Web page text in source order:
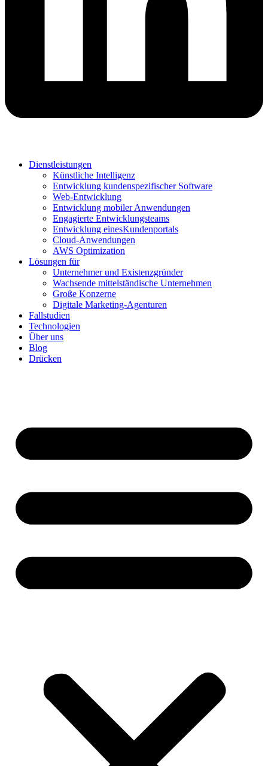
Dienstleistungen
Künstliche Intelligenz
Entwicklung kundenspezifischer Software
Web-Entwicklung
Entwicklung mobiler Anwendungen
Engagierte Entwicklungsteams
Entwicklung einesKundenportals
Cloud-Anwendungen
AWS Optimization
Lösungen für
Unternehmer und Existenzgründer
Wachsende mittelständische Unternehmen
Große Konzerne
Digitale Marketing-Agenturen
Fallstudien
Technologien
Über uns
Blog
Drücken